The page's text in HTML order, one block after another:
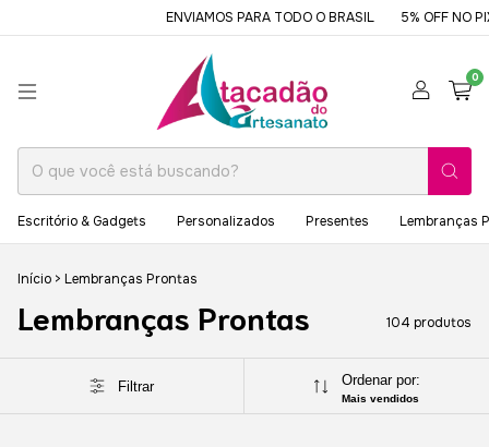
ENVIAMOS PARA TODO O BRASIL 5% OFF NO PIX OU
0
Escritório & Gadgets Personalizados Presentes Lembranças
Início > Lembranças Prontas
Lembranças Prontas 104 produtos
Filtrar Ordenar por:
Mais vendidos